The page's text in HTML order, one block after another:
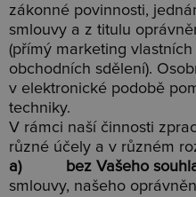
zákonné povinnosti,
smlouvy a z titulu
(přímý marketing
obchodních sdělení).
v elektronické podobě
techniky.
V rámci naší činnosti
různé účely a v různém
a) bez Vašeho
smlouvy, našeho